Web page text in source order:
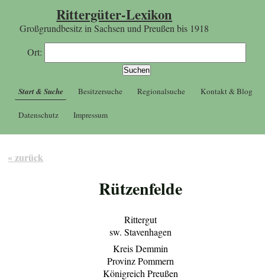
Rittergüter-Lexikon
Großgrundbesitz in Sachsen und Preußen bis 1918
Ort:
Start & Suche Besitzersuche Regionalsuche Kontakt & Blog
Datenschutz Impressum
« zurück
Rützenfelde
Rittergut
sw. Stavenhagen
Kreis Demmin
Provinz Pommern
Königreich Preußen